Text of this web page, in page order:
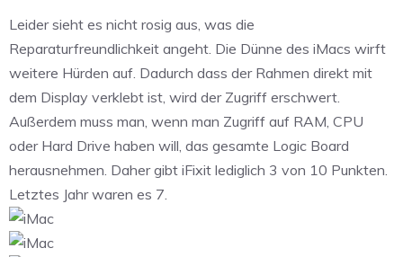
Leider sieht es nicht rosig aus, was die
Reparaturfreundlichkeit angeht. Die Dünne des iMacs wirft
weitere Hürden auf. Dadurch dass der Rahmen direkt mit
dem Display verklebt ist, wird der Zugriff erschwert.
Außerdem muss man, wenn man Zugriff auf RAM, CPU
oder Hard Drive haben will, das gesamte Logic Board
herausnehmen. Daher gibt iFixit lediglich 3 von 10 Punkten.
Letztes Jahr waren es 7.